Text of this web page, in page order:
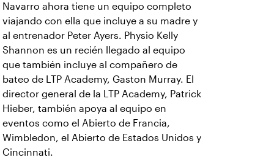
Navarro ahora tiene un equipo completo
viajando con ella que incluye a su madre y
al entrenador Peter Ayers. Physio Kelly
Shannon es un recién llegado al equipo
que también incluye al compañero de
bateo de LTP Academy, Gaston Murray. El
director general de la LTP Academy, Patrick
Hieber, también apoya al equipo en
eventos como el Abierto de Francia,
Wimbledon, el Abierto de Estados Unidos y
Cincinnati.